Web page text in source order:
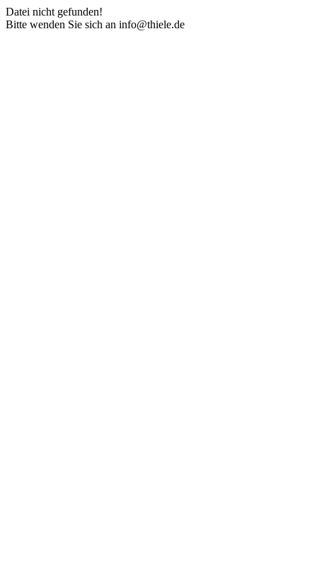
Datei nicht gefunden!
Bitte wenden Sie sich an info@thiele.de